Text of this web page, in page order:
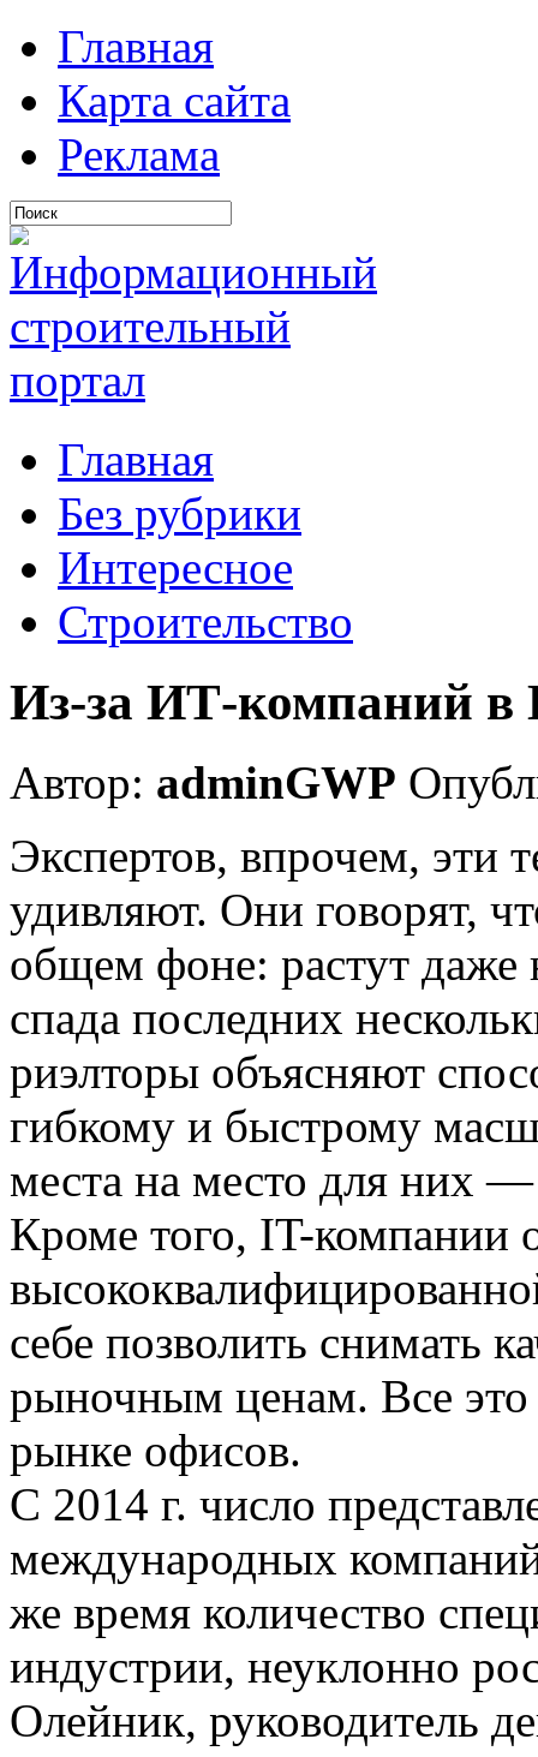
Главная
Карта сайта
Реклама
Главная
Без рубрики
Интересное
Строительство
Из-за ИТ-компаний в
Автор: adminGWP
Экспертов, впрочем, эти
удивляют. Они говорят,
общем фоне: растут даже
спада последних
риэлторы объясняют
гибкому и быстрому
места на место для них
Кроме того, IT-компании
себе позволить снимать
рыночным ценам. Все это
рынке офисов.
С 2014 г. число
международных
же время количество
индустрии, неуклонно
Олейник, руководитель